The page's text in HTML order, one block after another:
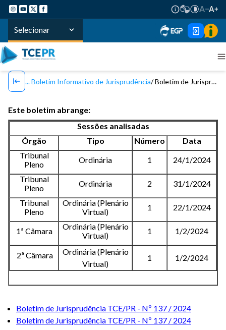
Selecionar
Boletim Informativo de Jurisprudência Boletim de Jurisprudência TCE/PR - Nº 137 / 2024
Este boletim abrange:
Sessões analisadas
Órgão
Tipo Número
Data
Tribunal
Pleno
Ordinária 1
24/1/2024
Tribunal
Pleno
Ordinária 2
31/1/2024
Tribunal
Pleno
Ordinária (Plenário
Virtual)
1 22/1/2024
1ª Câmara
Ordinária (Plenário
Virtual)
1 1/2/2024
2ª Câmara
Ordinária (Plenário
Virtual)
1 1/2/2024
Boletim de Jurisprudência TCE/PR - Nº 137 / 2024
Boletim de Jurisprudência TCE/PR - Nº 137 / 2024